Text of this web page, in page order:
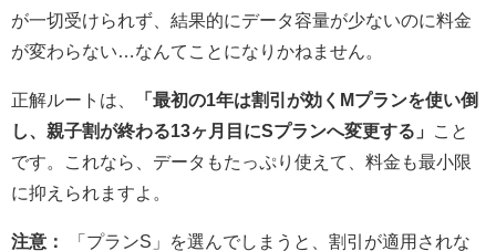
が一切受けられず、結果的にデータ容量が少ないのに料金
が変わらない…なんてことになりかねません。
正解ルートは、
「最初の1年は割引が効くMプランを使い倒
し、親子割が終わる13ヶ月目にSプランへ変更する」
こと
です。これなら、データもたっぷり使えて、料金も最小限
に抑えられますよ。
注意：
「プランS」を選んでしまうと、割引が適用されな